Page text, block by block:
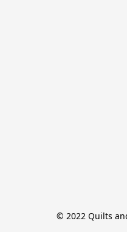
© 2022 Quilts